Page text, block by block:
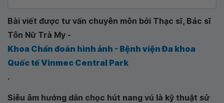
Bài viết được tư vấn chuyên môn bởi Thạc sĩ, Bác sĩ
Tôn Nữ Trà My -
Khoa Chẩn đoán hình ảnh - Bệnh viện Đa khoa
Quốc tế Vinmec Central Park
.
Siêu âm hướng dẫn chọc hút nang vú là kỹ thuật sử